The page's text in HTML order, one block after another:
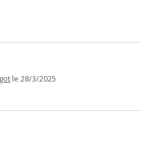
le 28/3/2025